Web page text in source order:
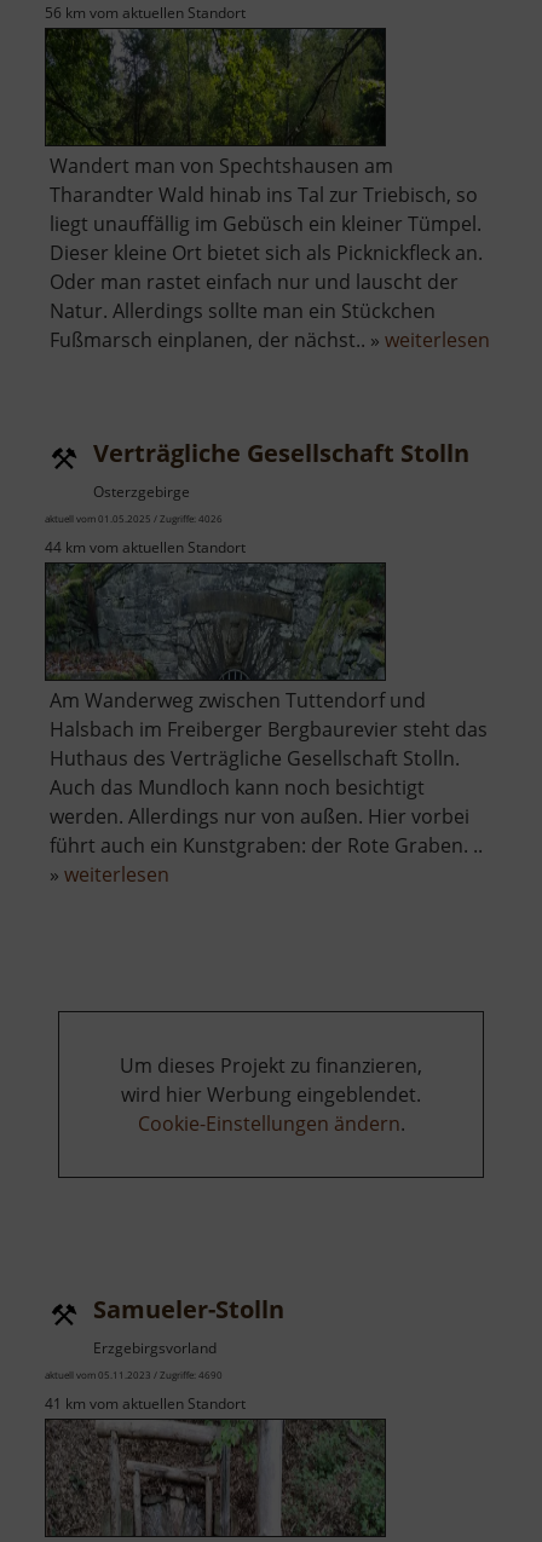
56 km vom aktuellen Standort
Wandert man von Spechtshausen am
Tharandter Wald hinab ins Tal zur Triebisch, so
liegt unauffällig im Gebüsch ein kleiner Tümpel.
Dieser kleine Ort bietet sich als Picknickfleck an.
Oder man rastet einfach nur und lauscht der
Natur. Allerdings sollte man ein Stückchen
Fußmarsch einplanen, der nächst.. » weiterlesen
Verträgliche Gesellschaft Stolln
Osterzgebirge
aktuell vom 01.05.2025 / Zugriffe: 4026
44 km vom aktuellen Standort
Am Wanderweg zwischen Tuttendorf und
Halsbach im Freiberger Bergbaurevier steht das
Huthaus des Verträgliche Gesellschaft Stolln.
Auch das Mundloch kann noch besichtigt
werden. Allerdings nur von außen. Hier vorbei
führt auch ein Kunstgraben: der Rote Graben. ..
» weiterlesen
Um dieses Projekt zu finanzieren,
wird hier Werbung eingeblendet.
Cookie-Einstellungen ändern.
Samueler-Stolln
Erzgebirgsvorland
aktuell vom 05.11.2023 / Zugriffe: 4690
41 km vom aktuellen Standort